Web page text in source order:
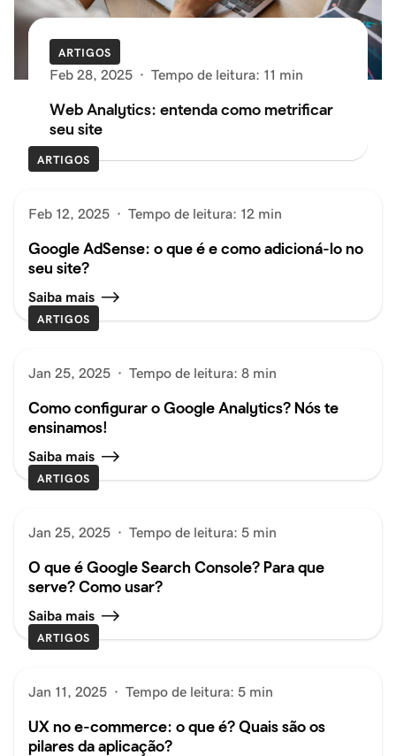
ARTIGOS
Feb 28, 2025 · Tempo de leitura: 11 min
Web Analytics: entenda como metrificar
seu site
ARTIGOS
Feb 12, 2025 · Tempo de leitura: 12 min
Google AdSense: o que é e como adicioná-lo no
seu site?
Saiba mais
ARTIGOS
Jan 25, 2025 · Tempo de leitura: 8 min
Como configurar o Google Analytics? Nós te
ensinamos!
Saiba mais
ARTIGOS
Jan 25, 2025 · Tempo de leitura: 5 min
O que é Google Search Console? Para que
serve? Como usar?
Saiba mais
ARTIGOS
Jan 11, 2025 · Tempo de leitura: 5 min
UX no e-commerce: o que é? Quais são os
pilares da aplicação?